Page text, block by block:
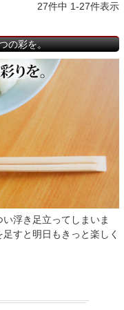
27件中 1-27件表示
の彩を。
浮き足立ってしまいま
すと明日もきっと楽しく